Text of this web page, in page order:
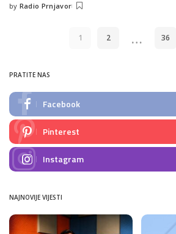
Posted
by Radio Prnjavor
1 2 … 36
PRATITE NAS
Facebook
Pinterest
Instagram
NAJNOVIJE VIJESTI